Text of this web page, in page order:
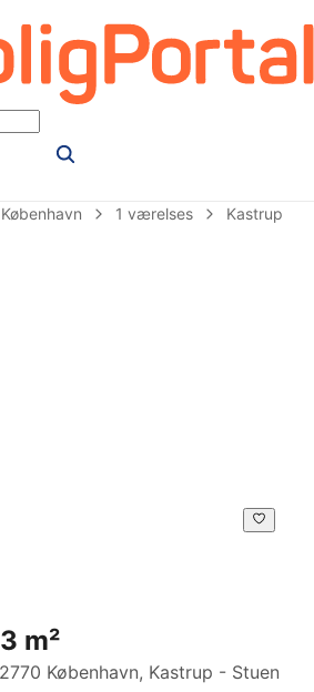
København 1 værelses Kastrup
m²
København, Kastrup - Stuen